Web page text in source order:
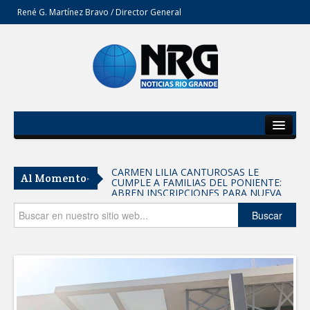
René G. Martínez Bravo / Director General
Del Estado
Secciones
Opinión
Al Momento- CARMEN LILIA CANTUROSAS LE
CUMPLE A FAMILIAS DEL PONIENTE:
ABREN INSCRIPCIONES PARA NUEVA
PRIMARIA EN EL PROGRESO
Entrega SEBIEN paquetes alimentarios
en Tampico
FORTALECE IMJUVE SALUD MENTAL DE
JÓVENES CON TERAPIAS PSICOLÓGICAS
GRATUITAS
Llama Carlos Peña Ortiz a realizar
investigación en tema de la refinería
Buscar